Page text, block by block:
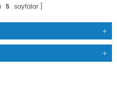
5 sayfalar